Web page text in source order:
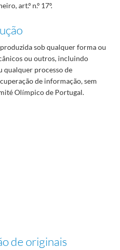
art.º n.º 17º.
sob qualquer forma ou
ou outros, incluindo
qualquer processo de
de informação, sem
Olímpico de Portugal.
de originais